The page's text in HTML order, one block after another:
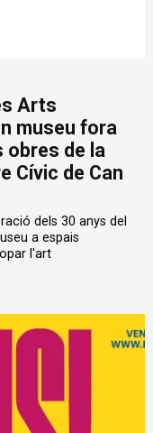
Arts
museu fora
obres de la
Cívic de Can
dels 30 anys del
a espais
l'art